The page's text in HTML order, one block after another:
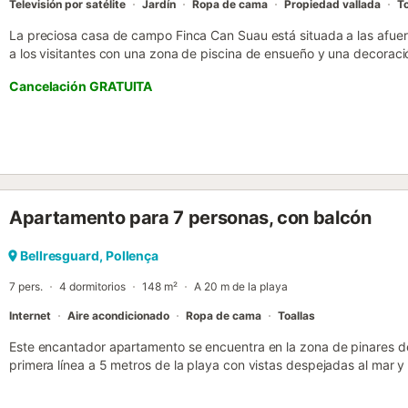
Televisión por satélite
Jardín Ropa de cama Propiedad vallada
La preciosa casa de campo Finca Can Suau está situada a las
a los visitantes con una zona de piscina de ensueño y una
un salón con una acogedora chimenea, una cocina muy bien
4 dormitorios (2 con 2 camas individuales y 2 con camas de
propiedad, sin embargo, es la amplia y lujosa zona exterior, que
en las tumbonas de la terraza que rodea la piscina. En la terraza
ping pong para garantizar la diversión de todo el grupo. Una gran
escu...
Cancelación GRATUITA
Apartamento para 7 personas, con balcón
Bellresguard, Pollença
7 pers. 4 dormitorios 148 m² A 20 m de la playa
Internet Aire acondicionado Ropa de cama Toallas
Este encantador apartamento se encuentra en la zona de pinares
primera línea a 5 metros de la playa con vistas despejadas al mar
habitaciones. 2 baños también disponibles en la propiedad uno de